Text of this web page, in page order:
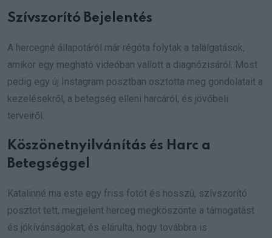
Szívszorító Bejelentés
A hercegné állapotáról már régóta folytak a találgatások,
amikor egy megható videóban vallott a diagnózisáról. Most
pedig egy új Instagram posztban osztotta meg gondolatait a
kezelésekről, a betegség elleni harcáról, és jövőbeli
terveiről.
Köszönetnyilvánítás és Harc a
Betegséggel
Katalinné ma este egy friss fotót és hosszú, szívszorító
posztot tett, megjelent herceg megköszönte a támogatást
és jókívánságokat, és elárulta, hogy továbbra is